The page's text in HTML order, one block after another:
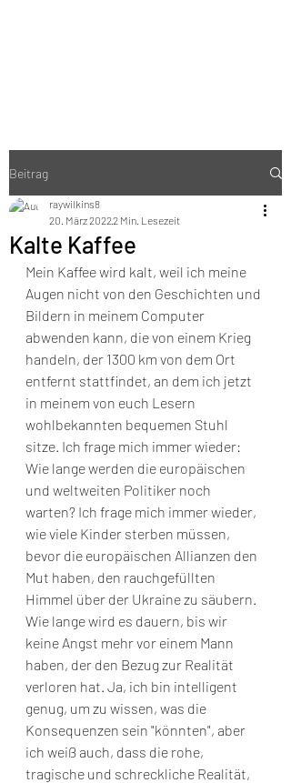
Beitrag
Kalte Kaffee
raywilkins8
20. März 20222 Min. Lesezeit
Mein Kaffee wird kalt, weil ich meine
Augen nicht von den Geschichten und
Bildern in meinem Computer
abwenden kann, die von einem Krieg
handeln, der 1300 km von dem Ort
entfernt stattfindet, an dem ich jetzt
in meinem von euch Lesern
wohlbekannten bequemen Stuhl
sitze. Ich frage mich immer wieder:
Wie lange werden die europäischen
und weltweiten Politiker noch
warten? Ich frage mich immer wieder,
wie viele Kinder sterben müssen,
bevor die europäischen Allianzen den
Mut haben, den rauchgefüllten
Himmel über der Ukraine zu säubern.
Wie lange wird es dauern, bis wir
keine Angst mehr vor einem Mann
haben, der den Bezug zur Realität
verloren hat. Ja, ich bin intelligent
genug, um zu wissen, was die
Konsequenzen sein "könnten", aber
ich weiß auch, dass die rohe,
tragische und schreckliche Realität,